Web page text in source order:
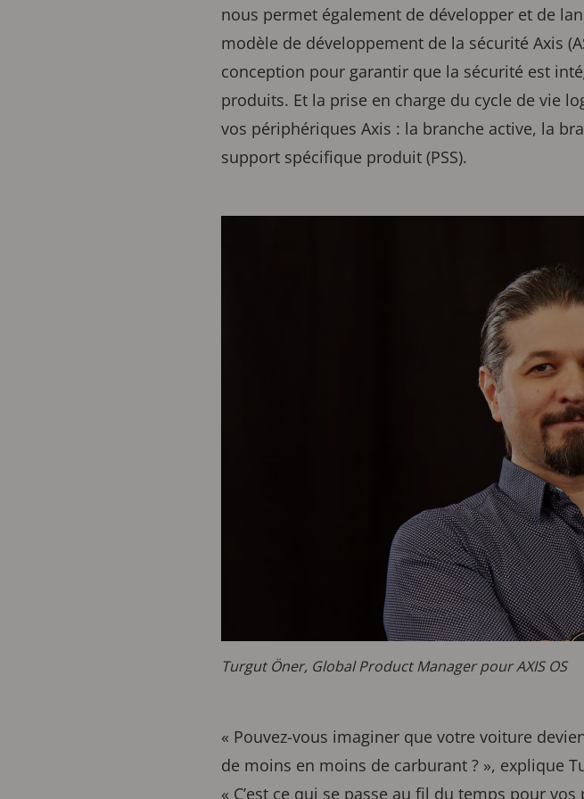
nous permet également de développer et de
modèle de développement de la sécurité Axis
conception pour garantir que la sécurité est
produits. Et la prise en charge du cycle de vie
vos périphériques Axis : la branche active, la
support spécifique produit (PSS).
Turgut Öner, Global Product Manager pour AXIS OS
« Pouvez-vous imaginer que votre voiture
de moins en moins de carburant ? », explique
« C’est ce qui se passe au fil du temps pour